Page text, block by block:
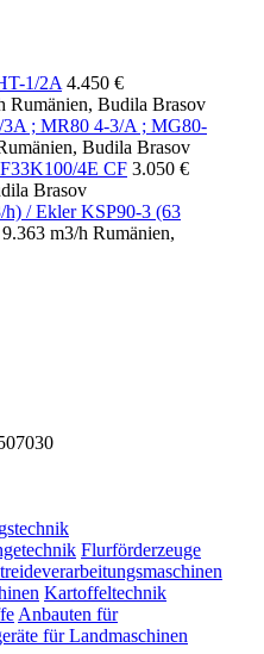
1/2A 4.450 €
Rumänien, Budila Brasov
; MR80 4-3/A ; MG80-
Budila Brasov
4E CF 3.050 €
Brasov
/ Ekler KSP90-3 (63
9.363 m3/h Rumänien,
Flurförderzeuge
Kartoffeltechnik
Anbauten für
für Landmaschinen